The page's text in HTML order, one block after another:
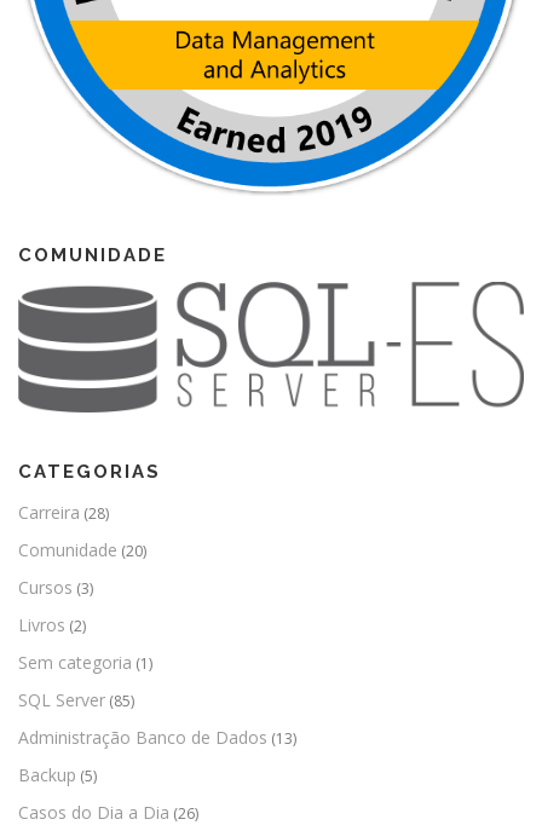
COMUNIDADE
CATEGORIAS
Carreira (28)
Comunidade (20)
Cursos (3)
Livros (2)
Sem categoria (1)
SQL Server (85)
Administração Banco de Dados (13)
Backup (5)
Casos do Dia a Dia (26)